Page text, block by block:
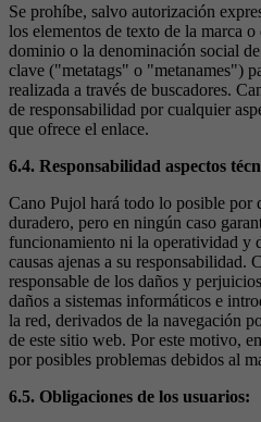
Se prohíbe, salvo autorización
los elementos de texto de la marca
dominio o la denominación social
clave ("metatags" o "metanames")
realizada a través de buscadores.
de responsabilidad por cualquier
que ofrece el enlace.
6.4. Responsabilidad aspectos
Cano Pujol hará todo lo posible por
duradero, pero en ningún caso
funcionamiento ni la operatividad y
causas ajenas a su responsabilidad.
responsable de los daños y
daños a sistemas informáticos e
la red, derivados de la navegación
de este sitio web. Por este motivo,
por posibles problemas debidos al
6.5. Obligaciones de los usuarios: